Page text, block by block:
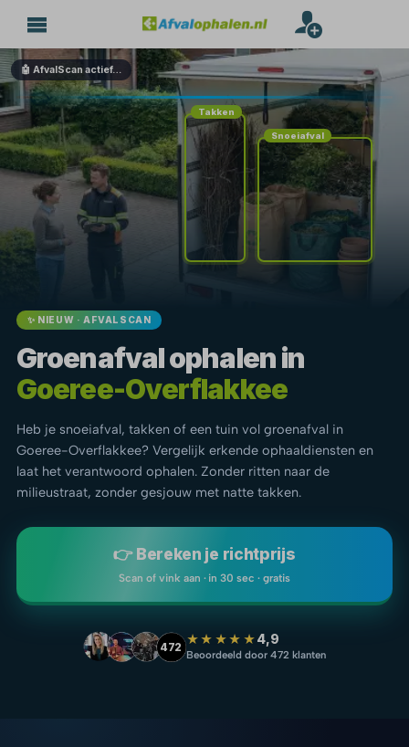
🤖 AfvalScan actief…
Takken
Snoeiafval
✨ NIEUW · AFVALSCAN
Groenafval ophalen in
Goeree-Overflakkee
Heb je snoeiafval, takken of een tuin vol groenafval in
Goeree-Overflakkee? Vergelijk erkende ophaaldiensten en
laat het verantwoord ophalen. Zonder ritten naar de
milieustraat, zonder gesjouw met natte takken.
👉 Bereken je richtprijs
Scan of vink aan · in 30 sec · gratis
472 ★★★★★4,9
Beoordeeld door 472 klanten